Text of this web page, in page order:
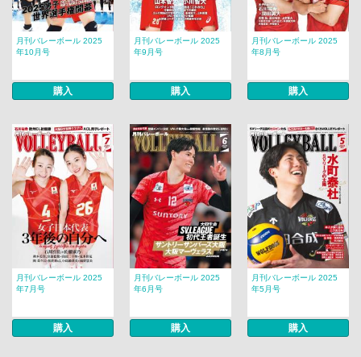
月刊バレーボール 2025
年10月号
購入
月刊バレーボール 2025
年9月号
購入
月刊バレーボール 2025
年8月号
購入
月刊バレーボール 2025
年7月号
購入
月刊バレーボール 2025
年6月号
購入
月刊バレーボール 2025
年5月号
購入